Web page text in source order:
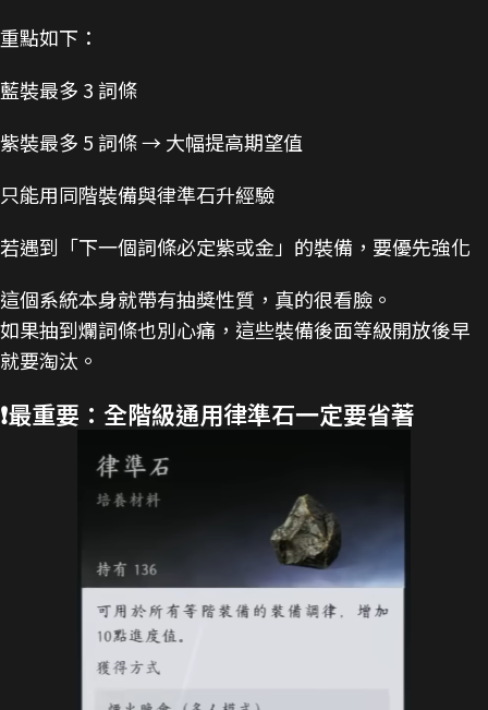
重點如下：
藍裝最多 3 詞條
紫裝最多 5 詞條 → 大幅提高期望值
只能用同階裝備與律準石升經驗
若遇到「下一個詞條必定紫或金」的裝備，要優先強化
這個系統本身就帶有抽獎性質，真的很看臉。
如果抽到爛詞條也別心痛，這些裝備後面等級開放後早
就要淘汰。
❗最重要：全階級通用律準石一定要省著